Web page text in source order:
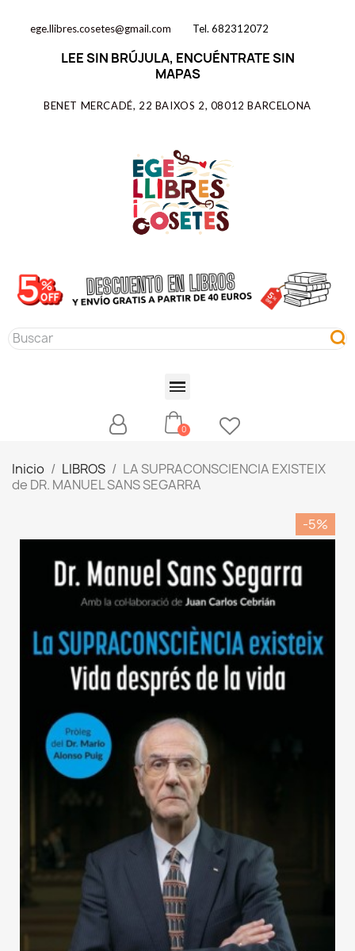
ege.llibres.cosetes@gmail.com Tel. 682312072
LEE SIN BRÚJULA, ENCUÉNTRATE SIN
MAPAS
BENET MERCADÉ, 22 BAIXOS 2, 08012 BARCELONA
Inicio LIBROS
LA SUPRACONSCIENCIA EXISTEIX
de DR. MANUEL SANS SEGARRA
-5%